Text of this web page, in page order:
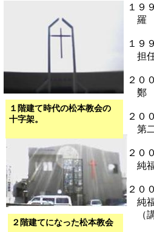
１９
羅
１９
担
２０
鄭
２０
第
２０
純
２０
純
（
１階建て時代の松本教会の
十字架。
２階建てになった松本教会